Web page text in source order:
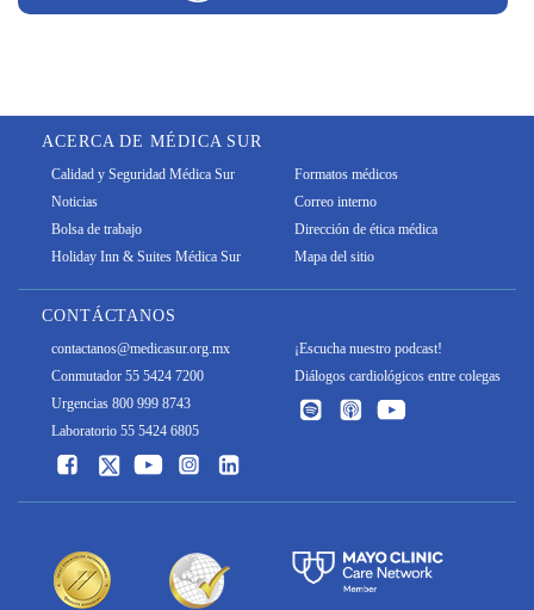
ACERCA DE MÉDICA SUR
Calidad y Seguridad Médica Sur
Noticias
Bolsa de trabajo
Holiday Inn & Suites Médica Sur
Formatos médicos
Correo interno
Dirección de ética médica
Mapa del sitio
CONTÁCTANOS
contactanos@medicasur.org.mx
Conmutador 55 5424 7200
Urgencias 800 999 8743
Laboratorio 55 5424 6805
¡Escucha nuestro podcast!
Diálogos cardiológicos entre colegas